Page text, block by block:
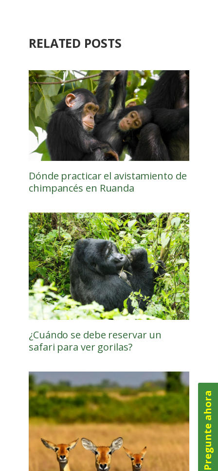
RELATED POSTS
Dónde practicar el avistamiento de
chimpancés en Ruanda
¿Cuándo se debe reservar un
safari para ver gorilas?
Pregunte ahora